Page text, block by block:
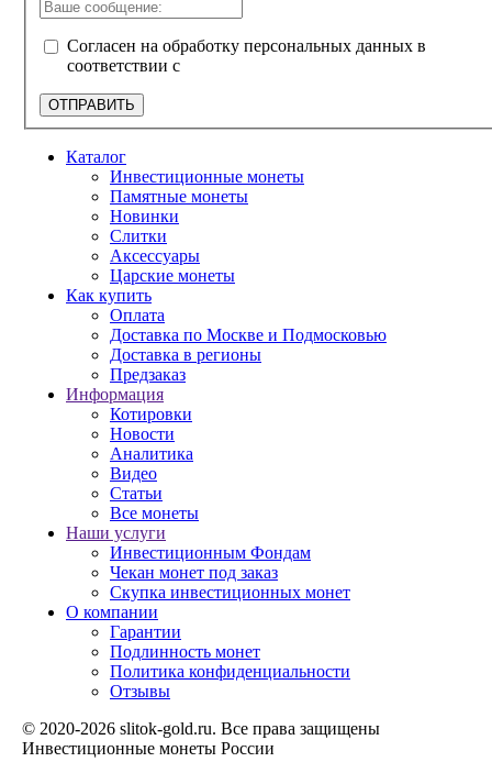
Согласен на обработку персональных данных в
соответствии с
ОТПРАВИТЬ
Каталог
Инвестиционные монеты
Памятные монеты
Новинки
Слитки
Аксессуары
Царские монеты
Как купить
Оплата
Доставка по Москве и Подмосковью
Доставка в регионы
Предзаказ
Информация
Котировки
Новости
Аналитика
Видео
Статьи
Все монеты
Наши услуги
Инвестиционным Фондам
Чекан монет под заказ
Скупка инвестиционных монет
О компании
Гарантии
Подлинность монет
Политика конфиденциальности
Отзывы
© 2020-2026 slitok-gold.ru. Все права защищены
Инвестиционные монеты России